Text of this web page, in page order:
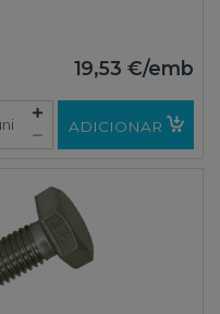
19,53 €/emb
ADICIONAR